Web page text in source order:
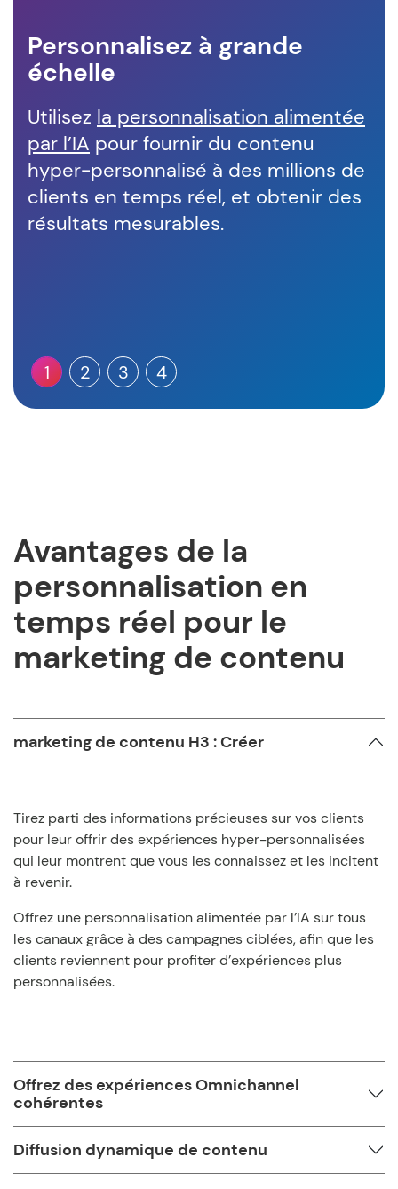
Personnalisez à grande
échelle
Utilisez la personnalisation alimentée
par l’IA pour fournir du contenu
hyper-personnalisé à des millions de
clients en temps réel, et obtenir des
résultats mesurables.
1 2 3 4
Avantages de la
personnalisation en
temps réel pour le
marketing de contenu
marketing de contenu H3 : Créer
Tirez parti des informations précieuses sur vos clients
pour leur offrir des expériences hyper-personnalisées
qui leur montrent que vous les connaissez et les incitent
à revenir.
Offrez une personnalisation alimentée par l’IA sur tous
les canaux grâce à des campagnes ciblées, afin que les
clients reviennent pour profiter d’expériences plus
personnalisées.
Offrez des expériences Omnichannel
cohérentes
Diffusion dynamique de contenu